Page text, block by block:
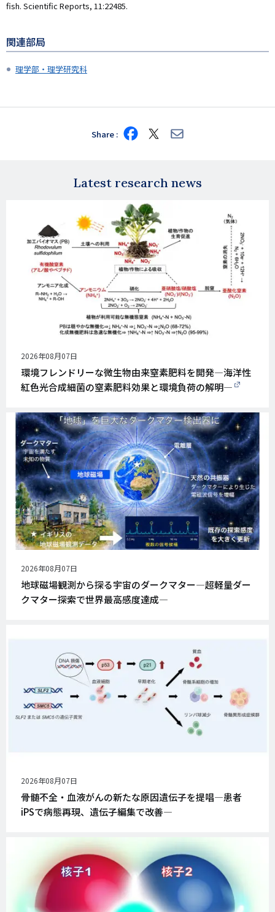
fish. Scientific Reports, 11:22485.
関連部局
理学部・理学研究科
Share Share
on
Share
on
Share
via
Latest research news
公
開
日
2026年08月07日
環境フレンドリーな微生物由来窒素肥料を開発―海洋性
紅色光合成細菌の窒素肥料効果と環境負荷の解明―
公
開
日
2026年08月07日
地球磁場観測から探る宇宙のダークマター―超軽量ダー
クマター探索で世界最高感度達成―
公
開
日
2026年08月07日
骨髄不全・血液がんの新たな原因遺伝子を提唱―患者
iPSで病態再現、遺伝子編集で改善―